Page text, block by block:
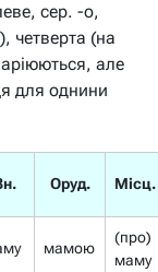
сер. -о,
четверта (на
але
для однини
Оруд. Місц.
мамою
(про)
маму